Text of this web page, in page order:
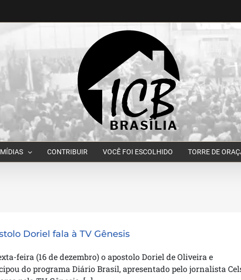
MÍDIAS CONTRIBUIR VOCÊ FOI ESCOLHIDO TORRE DE
Doriel fala à TV Gênesis
feira (16 de dezembro) o apostolo Doriel de Oliveira e
do programa Diário Brasil, apresentado pelo jornalista